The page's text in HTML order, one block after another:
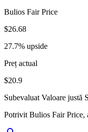
Bulios Fair Price
$26.68
27.7% upside
Preț actual
$20.9
Subevaluat Valoare justă
Potrivit Bulios Fair Price,